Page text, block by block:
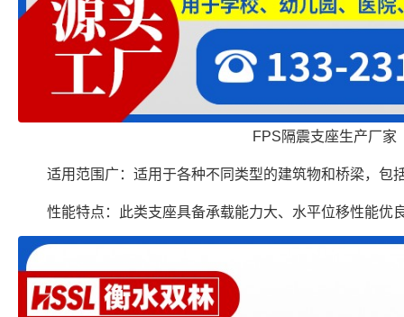
FPS隔震支座生产厂家
适用范围广：适用于各种不同类型的建筑物和桥梁，包
性能特点：此类支座具备承载能力大、水平位移性能优